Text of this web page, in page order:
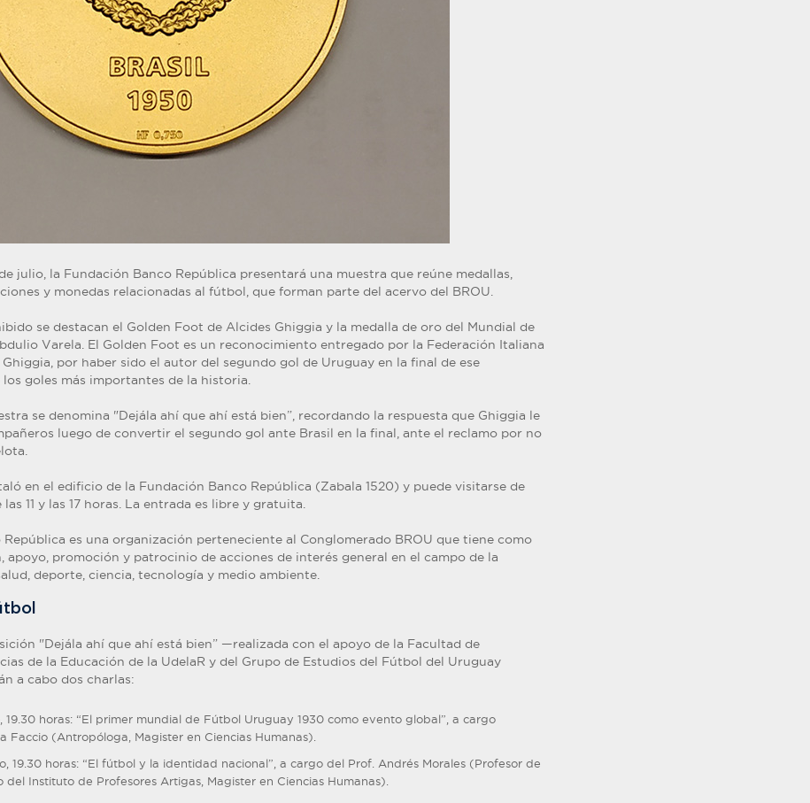
julio, la Fundación Banco República presentará una muestra que reúne medallas,
y monedas relacionadas al fútbol, que forman parte del acervo del BROU.
se destacan el Golden Foot de Alcides Ghiggia y la medalla de oro del Mundial de
Varela. El Golden Foot es un reconocimiento entregado por la Federación Italiana
por haber sido el autor del segundo gol de Uruguay en la final de ese
goles más importantes de la historia.
se denomina "Dejála ahí que ahí está bien”, recordando la respuesta que Ghiggia le
luego de convertir el segundo gol ante Brasil en la final, ante el reclamo por no
en el edificio de la Fundación Banco República (Zabala 1520) y puede visitarse de
11 y las 17 horas. La entrada es libre y gratuita.
República es una organización perteneciente al Conglomerado BROU que tiene como
apoyo, promoción y patrocinio de acciones de interés general en el campo de la
deporte, ciencia, tecnología y medio ambiente.
"Dejála ahí que ahí está bien” —realizada con el apoyo de la Facultad de
de la Educación de la UdelaR y del Grupo de Estudios del Fútbol del Uruguay
a cabo dos charlas:
19.30 horas: “El primer mundial de Fútbol Uruguay 1930 como evento global”, a cargo
Faccio (Antropóloga, Magister en Ciencias Humanas).
19.30 horas: “El fútbol y la identidad nacional”, a cargo del Prof. Andrés Morales (Profesor de
del Instituto de Profesores Artigas, Magister en Ciencias Humanas).